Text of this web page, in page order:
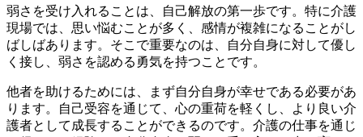
弱さを受け入れることは、自己解放の第一歩です。特に介護
現場では、思い悩むことが多く、感情が複雑になることがし
ばしばあります。そこで重要なのは、自分自身に対して優し
く接し、弱さを認める勇気を持つことです。
他者を助けるためには、まず自分自身が幸せである必要があ
ります。自己受容を通じて、心の重荷を軽くし、より良い介
護者として成長することができるのです。介護の仕事を通じ